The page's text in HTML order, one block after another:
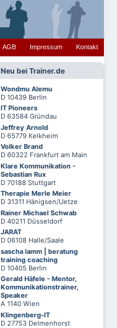
AGB Impressum Kontakt
Neu bei Trainer.de
Wondmu Alemu
D 10439 Berlin
IT Pioneers
D 63584 Gründau
Jeffrey Arnold
D 65779 Kelkheim
Volker Brand
D 60322 Frankfurt am Main
Klare Kommunikation -
Sebastian Rux
D 70188 Stuttgart
Therapie Merle Meier
D 31311 Hänigsen/Uetze
Rainer Michael Schwab
D 40211 Düsseldorf
JARAT
D 06108 Halle/Saale
sascha lamm | beratung
training coaching
D 10405 Berlin
Gerald Häfele - Mentor,
Kommunikationstrainer,
Speaker
A 1140 Wien
Klingenberg-IT
D 27753 Delmenhorst